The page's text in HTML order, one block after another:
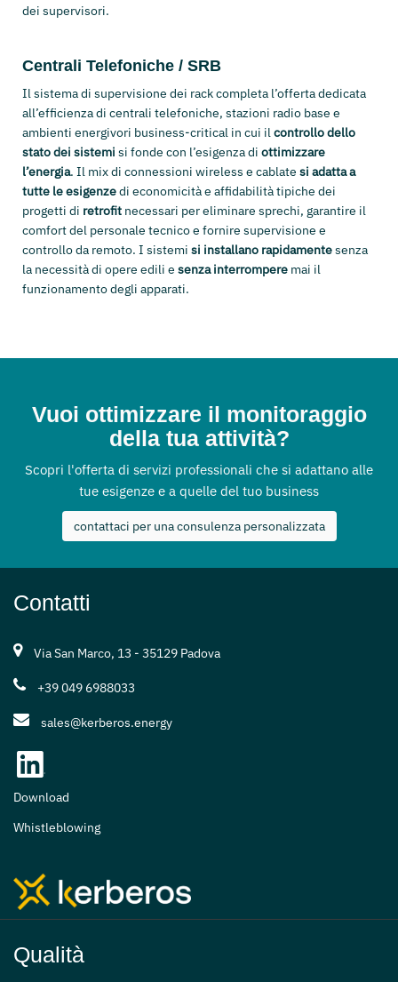
dei supervisori.
Centrali Telefoniche / SRB
Il sistema di supervisione dei rack completa l’offerta dedicata
all’efficienza di centrali telefoniche, stazioni radio base e
ambienti energivori business-critical in cui ilcontrollo dello
stato dei sistemi si fonde con l’esigenza di ottimizzare
l’energia. Il mix di connessioni wireless e cablate si adatta a
tutte le esigenzedi economicità e affidabilità tipiche dei
progetti di retrofit necessari per eliminare sprechi, garantire il
comfort del personale tecnico e fornire supervisione e
controllo da remoto. I sistemi si installano rapidamentesenza
la necessità di opere edili e senza interrompere mai il
funzionamento degli apparati.
Vuoi ottimizzare il monitoraggio
della tua attività?
Scopri l'offerta di servizi professionali che si adattano alle
tue esigenze e a quelle del tuo business
contattaci per una consulenza personalizzata
Contatti
Via San Marco, 13 - 35129 Padova
+39 049 6988033
sales@kerberos.energy
Download
Whistleblowing
Qualità